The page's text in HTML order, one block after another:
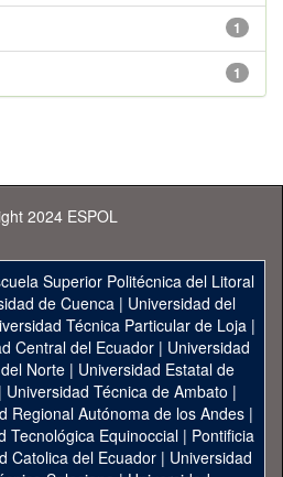
1
1
2024 ESPOL
Superior Politécnica del Litoral
de Cuenca| Universidad del
Técnica Particular de Loja|
Central del Ecuador| Universidad
Norte | Universidad Estatal de
| Universidad Técnica de Ambato |
Regional Autónoma de los Andes|
Tecnológica Equinoccial| Pontificia
Catolica del Ecuador | Universidad